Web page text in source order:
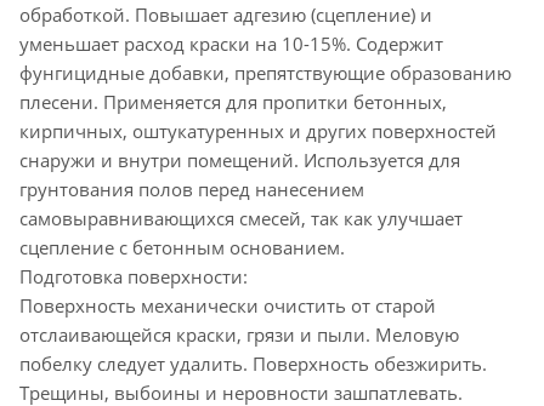
обработкой. Повышает адгезию (сцепление) и
уменьшает расход краски на 10-15%. Содержит
фунгицидные добавки, препятствующие образованию
плесени. Применяется для пропитки бетонных,
кирпичных, оштукатуренных и других поверхностей
снаружи и внутри помещений. Используется для
грунтования полов перед нанесением
самовыравнивающихся смесей, так как улучшает
сцепление с бетонным основанием.
Подготовка поверхности:
Поверхность механически очистить от старой
отслаивающейся краски, грязи и пыли. Меловую
побелку следует удалить. Поверхность обезжирить.
Трещины, выбоины и неровности зашпатлевать.